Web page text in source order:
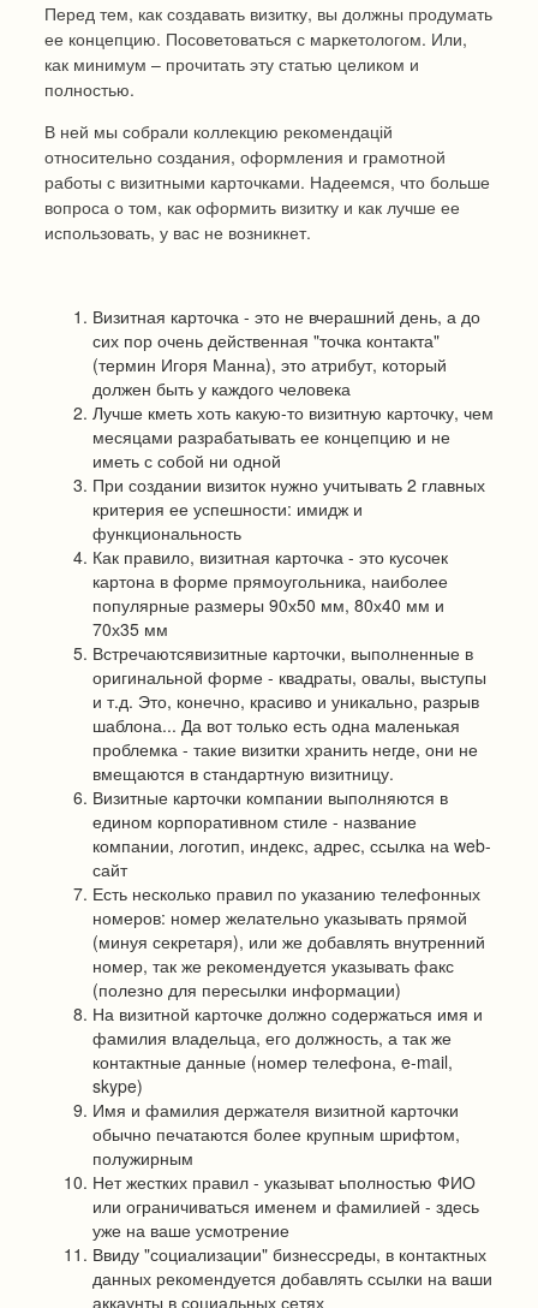
Перед тем, как создавать визитку, вы должны продумать
ее концепцию. Посоветоваться с маркетологом. Или,
как минимум – прочитать эту статью целиком и
полностью.
В ней мы собрали коллекцию рекомендацій
относительно создания, оформления и грамотной
работы с визитными карточками. Надеемся, что больше
вопроса о том, как оформить визитку и как лучше ее
использовать, у вас не возникнет.
Визитная карточка - это не вчерашний день, а до
сих пор очень действенная "точка контакта"
(термин Игоря Манна), это атрибут, который
должен быть у каждого человека
Лучше кметь хоть какую-то визитную карточку, чем
месяцами разрабатывать ее концепцию и не
иметь с собой ни одной
При создании визиток нужно учитывать 2 главных
критерия ее успешности: имидж и
функциональность
Как правило, визитная карточка - это кусочек
картона в форме прямоугольника, наиболее
популярные размеры 90х50 мм, 80х40 мм и
70х35 мм
Встречаютсявизитные карточки, выполненные в
оригинальной форме - квадраты, овалы, выступы
и т.д. Это, конечно, красиво и уникально, разрыв
шаблона... Да вот только есть одна маленькая
проблемка - такие визитки хранить негде, они не
вмещаются в стандартную визитницу.
Визитные карточки компании выполняются в
едином корпоративном стиле - название
компании, логотип, индекс, адрес, ссылка на web-
сайт
Есть несколько правил по указанию телефонных
номеров: номер желательно указывать прямой
(минуя секретаря), или же добавлять внутренний
номер, так же рекомендуется указывать факс
(полезно для пересылки информации)
На визитной карточке должно содержаться имя и
фамилия владельца, его должность, а так же
контактные данные (номер телефона, e-mail,
skype)
Имя и фамилия держателя визитной карточки
обычно печатаются более крупным шрифтом,
полужирным
Нет жестких правил - указыват ьполностью ФИО
или ограничиваться именем и фамилией - здесь
уже на ваше усмотрение
Ввиду "социализации" бизнессреды, в контактных
данных рекомендуется добавлять ссылки на ваши
аккаунты в социальных сетях